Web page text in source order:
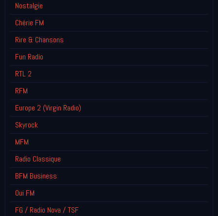
Nostalgie
Chérie FM
Rire & Chansons
Fun Radio
RTL 2
RFM
Europe 2 (Virgin Radio)
Skyrock
MFM
Radio Classique
BFM Business
Oui FM
FG / Radio Nova / TSF